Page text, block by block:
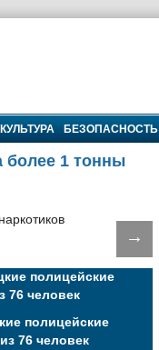
КУЛЬТУРА БЕЗОПАСНОСТЬ
более 1 тонны
→
полицейские
76 человек